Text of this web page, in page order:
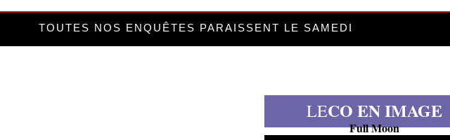
TOUTES NOS ENQUÊTES PARAISSENT LE SAMEDI
LECO EN IMAGE
Full Moon